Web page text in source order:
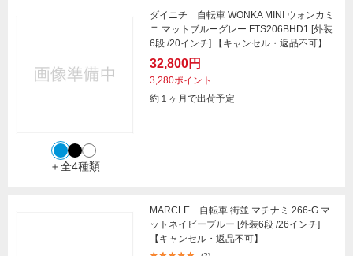
＋全4種類
ダイニチ 自転車 WONKA MINI ウォンカミ
ニ マットブルーグレー FTS206BHD1 [外装
6段 /20インチ] 【キャンセル・返品不可】
32,800円
3,280ポイント
約１ヶ月で出荷予定
MARCLE 自転車 街並 マチナミ 266-G マ
ットネイビーブルー [外装6段 /26インチ]
【キャンセル・返品不可】